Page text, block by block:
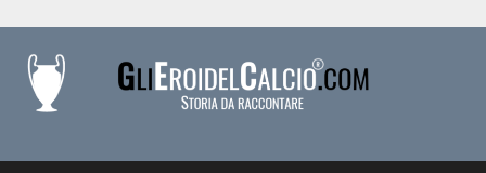
content